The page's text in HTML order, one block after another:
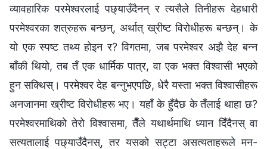
व्यावहारिक परमेश्‍वरलाई पछ्याउँदैनन् र त्यसैले तिनीहरू देहधारी
परमेश्‍वरका शत्रुहरू बन्छन्‌, अर्थात् ख्रीष्ट विरोधीहरू बन्छन्‌। के
यो एक स्पष्ट तथ्य होइन र? विगतमा, जब परमेश्‍वर अझै देह बन्न
बाँकी थियो, तब तँ एक धार्मिक पात्र, वा एक भक्त विश्‍वासी भएको
हुन सक्थिस्‌। परमेश्‍वर देह बन्नुभएपछि, धेरै यस्ता भक्त विश्‍वासीहरू
अनजानमा ख्रीष्ट विरोधीहरू भए। यहाँ के हुँदैछ के तँलाई थाहा छ?
परमेश्‍वरमाथिको तेरो विश्‍वासमा, तैँले यथार्थमाथि ध्यान दिँदैनस्‌ वा
सत्यतालाई पछ्याउँदैनस्‌, तर यसको सट्टा असत्यताहरूले मन-